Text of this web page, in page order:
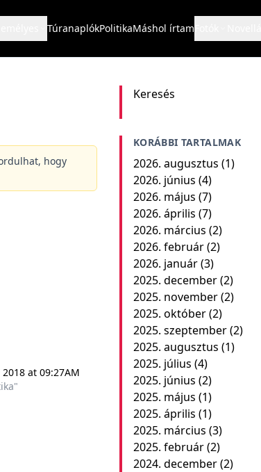
TúranaplókPolitikaMáshol írtam
hogy
2018 at 09:27AM
Keresés
KORÁBBI TARTALMAK
2026. augusztus (1)
2026. június (4)
2026. május (7)
2026. április (7)
2026. március (2)
2026. február(2)
2026. január(3)
2025. december(2)
2025. november(2)
2025. október(2)
2025. szeptember(2)
2025. augusztus (1)
2025. július (4)
2025. június (2)
2025. május (1)
2025. április (1)
2025. március (3)
2025. február(2)
2024. december(2)